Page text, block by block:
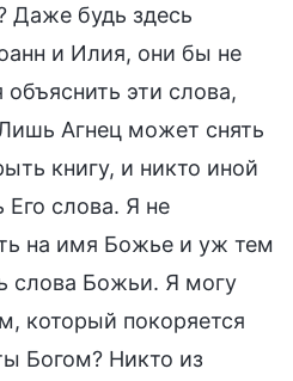
Даже будь здесь
и Илия, они бы не
эти слова,
Агнец может снять
книгу, и никто иной
Его слова. Я не
на имя Божье и уж тем
слова Божьи. Я могу
который покоряется
Богом? Никто из